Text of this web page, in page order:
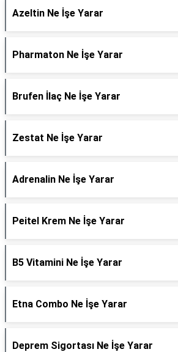
Azeltin Ne İşe Yarar
Pharmaton Ne İşe Yarar
Brufen İlaç Ne İşe Yarar
Zestat Ne İşe Yarar
Adrenalin Ne İşe Yarar
Peitel Krem Ne İşe Yarar
B5 Vitamini Ne İşe Yarar
Etna Combo Ne İşe Yarar
Deprem Sigortası Ne İşe Yarar